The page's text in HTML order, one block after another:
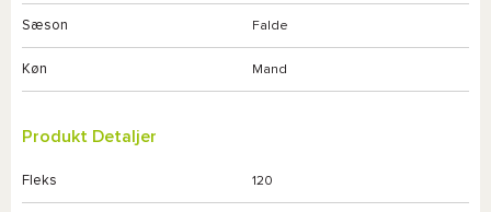
Sæson Falde
Køn Mand
Produkt Detaljer
Fleks 120